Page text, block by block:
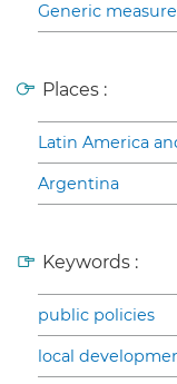
Generic
Places :
Latin America
Argentina
Keywords :
public policies
local